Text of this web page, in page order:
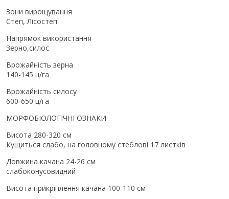
Зони вирощування
Степ, Лісостеп
Напрямок використання
Зерно,силос
Врожайність зерна
140-145 ц/га
Врожайність силосу
600-650 ц/га
МОРФОБІОЛОГІЧНІ ОЗНАКИ
Висота 280-320 см
Кущиться слабо, на головному стеблові 17 листків
Довжина качана 24-26 см
слабоконусовидний
Висота прикріплення качана 100-110 см